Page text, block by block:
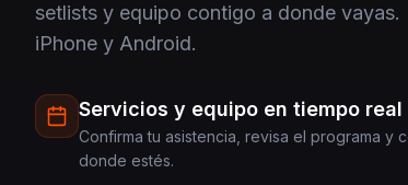
setlists y equipo contigo a donde vayas.
iPhone y Android.
Servicios y equipo en tiempo real
Confirma tu asistencia, revisa el programa y
donde estés.